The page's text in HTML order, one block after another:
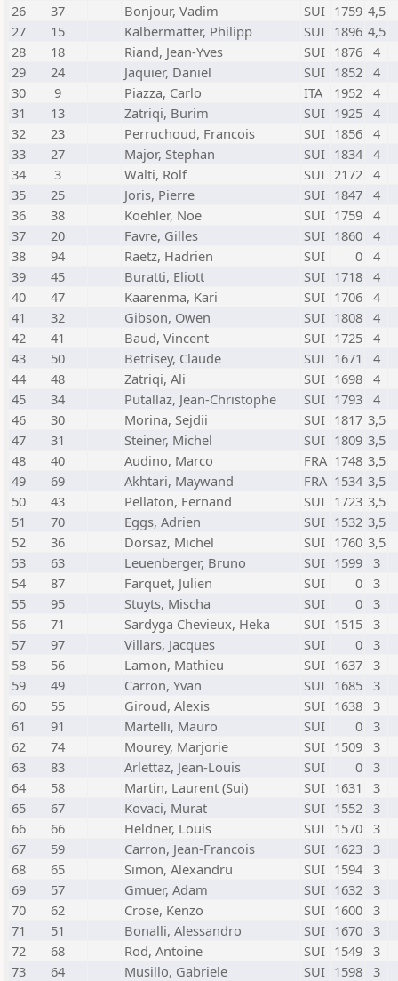
26
37 Bonjour, Vadim SUI 1759 4,5
27
15 Kalbermatter, Philipp SUI 1896 4,5
28
18 Riand, Jean-Yves SUI 1876 4
29
24 Jaquier, Daniel SUI 1852 4
30
9 Piazza, Carlo ITA 1952 4
31
13 Zatriqi, Burim SUI 1925 4
32
23 Perruchoud, Francois SUI 1856 4
33
27 Major, Stephan SUI 1834 4
34
3 Walti, Rolf SUI 2172 4
35
25 Joris, Pierre SUI 1847 4
36
38 Koehler, Noe SUI 1759 4
37
20 Favre, Gilles SUI 1860 4
38
94 Raetz, Hadrien SUI 0 4
39
45 Buratti, Eliott SUI 1718 4
40
47 Kaarenma, Kari SUI 1706 4
41
32 Gibson, Owen SUI 1808 4
42
41 Baud, Vincent SUI 1725 4
43
50 Betrisey, Claude SUI 1671
4
44
48 Zatriqi, Ali SUI 1698 4
45
34 Putallaz, Jean-Christophe SUI 1793 4
46
30 Morina, Sejdii SUI 1817 3,5
47
31 Steiner, Michel SUI 1809 3,5
48
40 Audino, Marco FRA 1748 3,5
49
69 Akhtari, Maywand FRA 1534 3,5
50
43 Pellaton, Fernand SUI 1723 3,5
51
70 Eggs, Adrien SUI 1532 3,5
52
36 Dorsaz, Michel SUI 1760 3,5
53
63 Leuenberger, Bruno SUI 1599 3
54
87 Farquet, Julien SUI 0 3
55
95 Stuyts, Mischa SUI 0 3
56
71 Sardyga Chevieux, Heka SUI 1515 3
57
97 Villars, Jacques SUI 0 3
58
56 Lamon, Mathieu SUI 1637 3
59
49 Carron, Yvan SUI 1685 3
60
55 Giroud, Alexis SUI 1638 3
61
91 Martelli, Mauro SUI 0 3
62
74 Mourey, Marjorie SUI 1509 3
63
83 Arlettaz, Jean-Louis SUI 0 3
64
58 Martin, Laurent (Sui) SUI 1631
3
65
67 Kovaci, Murat SUI 1552 3
66
66 Heldner, Louis SUI 1570 3
67
59 Carron, Jean-Francois SUI 1623 3
68
65 Simon, Alexandru SUI 1594 3
69
57 Gmuer, Adam SUI 1632 3
70
62 Crose, Kenzo SUI 1600 3
71
51 Bonalli, Alessandro SUI 1670 3
72
68 Rod, Antoine SUI 1549 3
73
64 Musillo, Gabriele SUI 1598 3